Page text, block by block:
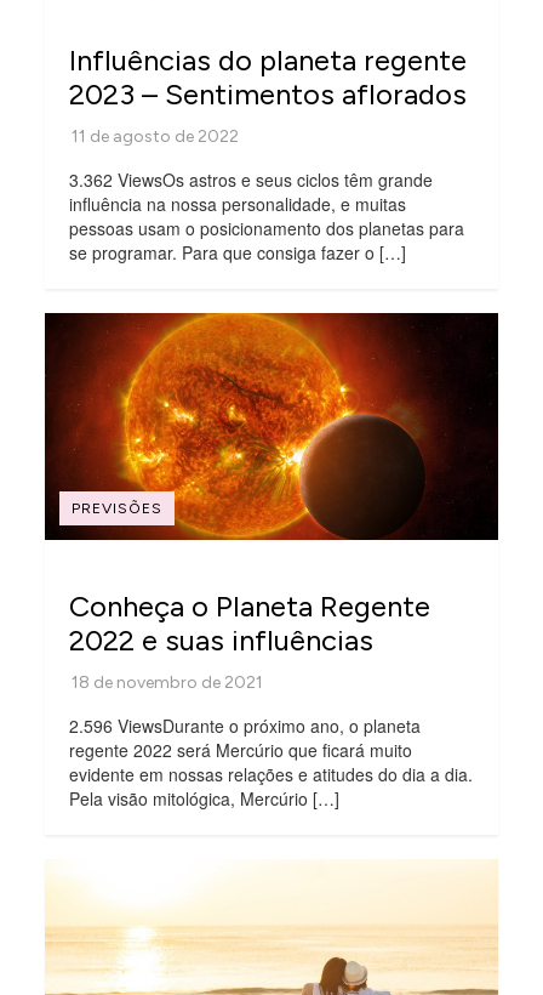
Influências do planeta regente
2023 – Sentimentos aflorados
3.362 ViewsOs astros e seus ciclos têm grande
influência na nossa personalidade, e muitas
pessoas usam o posicionamento dos planetas para
se programar. Para que consiga fazer o […]
PREVISÕES
Conheça o Planeta Regente
2022 e suas influências
2.596 ViewsDurante o próximo ano, o planeta
regente 2022 será Mercúrio que ficará muito
evidente em nossas relações e atitudes do dia a dia.
Pela visão mitológica, Mercúrio […]